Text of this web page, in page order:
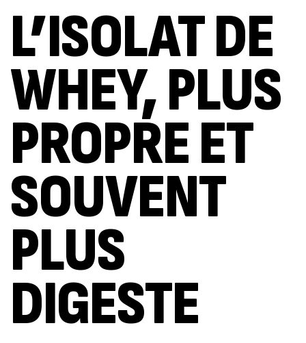
L’ISOLAT DE
WHEY, PLUS
PROPRE ET
SOUVENT
PLUS
DIGESTE